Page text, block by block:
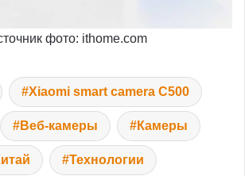
фото: ithome.com
Xiaomi smart camera C500
Веб-камеры Камеры
Технологии